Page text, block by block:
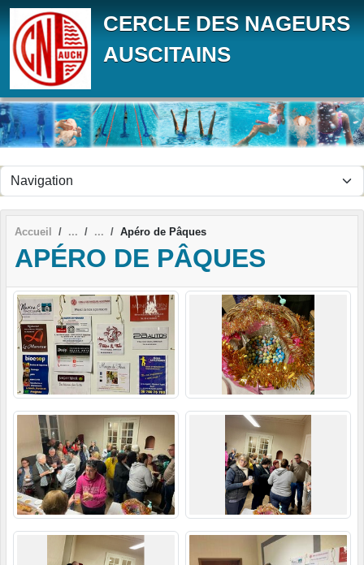
CERCLE DES NAGEURS
AUSCITAINS
Accueil Apéro de Pâques
APÉRO DE PÂQUES
Panneau de gestion des cookies